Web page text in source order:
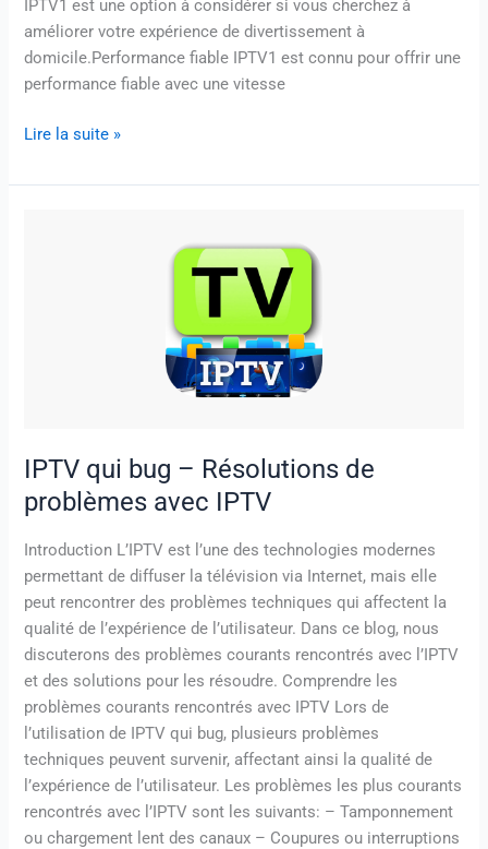
IPTV1 est une option à considérer si vous cherchez à
améliorer votre expérience de divertissement à
domicile.Performance fiable IPTV1 est connu pour offrir une
performance fiable avec une vitesse
Lire la suite »
IPTV qui bug – Résolutions de
problèmes avec IPTV
Introduction L’IPTV est l’une des technologies modernes
permettant de diffuser la télévision via Internet, mais elle
peut rencontrer des problèmes techniques qui affectent la
qualité de l’expérience de l’utilisateur. Dans ce blog, nous
discuterons des problèmes courants rencontrés avec l’IPTV
et des solutions pour les résoudre. Comprendre les
problèmes courants rencontrés avec IPTV Lors de
l’utilisation de IPTV qui bug, plusieurs problèmes
techniques peuvent survenir, affectant ainsi la qualité de
l’expérience de l’utilisateur. Les problèmes les plus courants
rencontrés avec l’IPTV sont les suivants: – Tamponnement
ou chargement lent des canaux – Coupures ou interruptions